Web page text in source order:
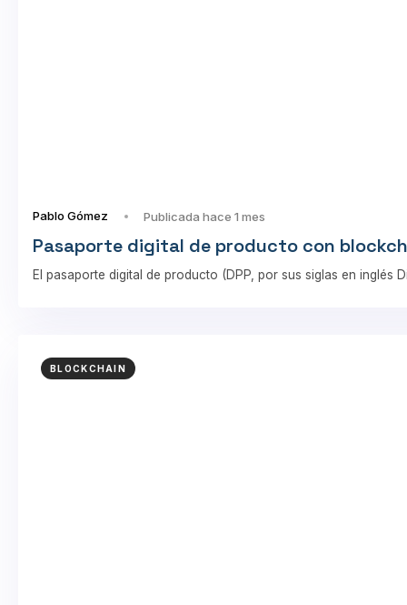
Pablo Gómez Publicada hace 1 mes
Pasaporte digital de producto con
El pasaporte digital de producto (DPP, por sus siglas en inglés
BLOCKCHAIN